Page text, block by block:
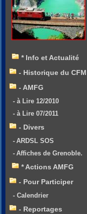
* Info et Actualité
- Historique du CFM
- AMFG
- à Lire 12/2010
- à Lire 07/2011
- Divers
- ARDSL SOS
- Affiches de Grenoble.
* Actions AMFG
- Pour Participer
- Calendrier
- Reportages